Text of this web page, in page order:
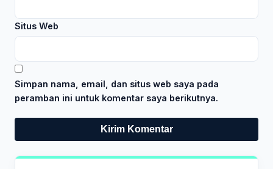
Situs Web
Simpan nama, email, dan situs web saya pada
peramban ini untuk komentar saya berikutnya.